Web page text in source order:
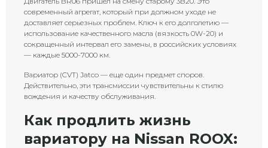
современный агрегат, который при должном уходе не
доставляет серьезных проблем. Ключ к его долголетию —
использование качественного масла (вязкость 0W-20) и
сокращенный интервал его замены, в российских условиях
— каждые 5000-7000 км.
Вариатор (CVT) Jatco — еще один предмет споров.
Действительно, эти трансмиссии чувствительны к стилю
вождения и качеству обслуживания.
Как продлить жизнь
вариатору на Nissan ROOX: